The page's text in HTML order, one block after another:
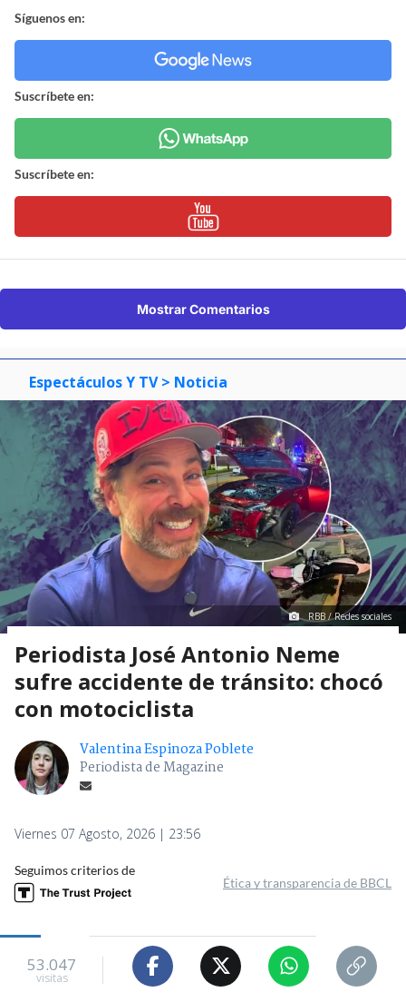
Síguenos en:
Suscríbete en:
Suscríbete en:
Mostrar Comentarios
Espectáculos Y TV > Noticia
RBB / Redes sociales
Periodista José Antonio Neme
sufre accidente de tránsito: chocó
con motociclista
Valentina Espinoza Poblete
Periodista de Magazine
Viernes 07 Agosto, 2026 | 23:56
Seguimos criterios de
Ética y transparencia de BBCL
53.047
visitas